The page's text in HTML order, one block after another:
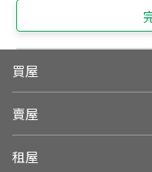
買屋
賣屋
租屋